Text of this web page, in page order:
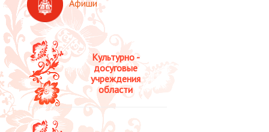
Культурно -
досуговые
учреждения
области
Афиши